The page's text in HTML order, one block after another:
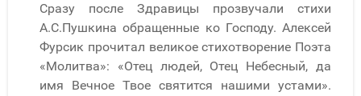
Сразу после Здравицы прозвучали стихи
А.С.Пушкина обращенные ко Господу. Алексей
Фурсик прочитал великое стихотворение Поэта
«Молитва»: «Отец людей, Отец Небесный, да
имя Вечное Твое святится нашими устами».